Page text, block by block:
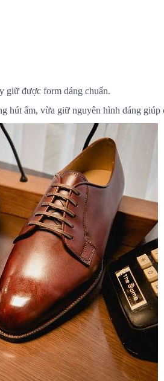
giữ được form dáng chuẩn.
hút ẩm, vừa giữ nguyên hình dáng